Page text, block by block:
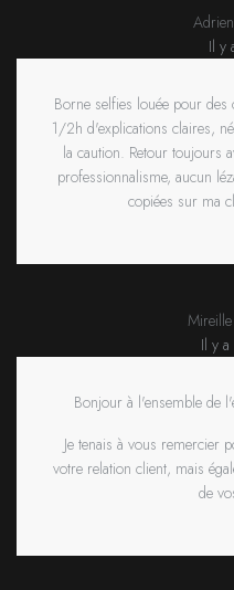
Il y
Borne selfies louée pour
1/2h d'explications claires,
la caution. Retour toujours
professionnalisme, aucun
copiées sur ma
Il y a
Bonjour à l'ensemble de
Je tenais à vous remercier
votre relation client, mais
de